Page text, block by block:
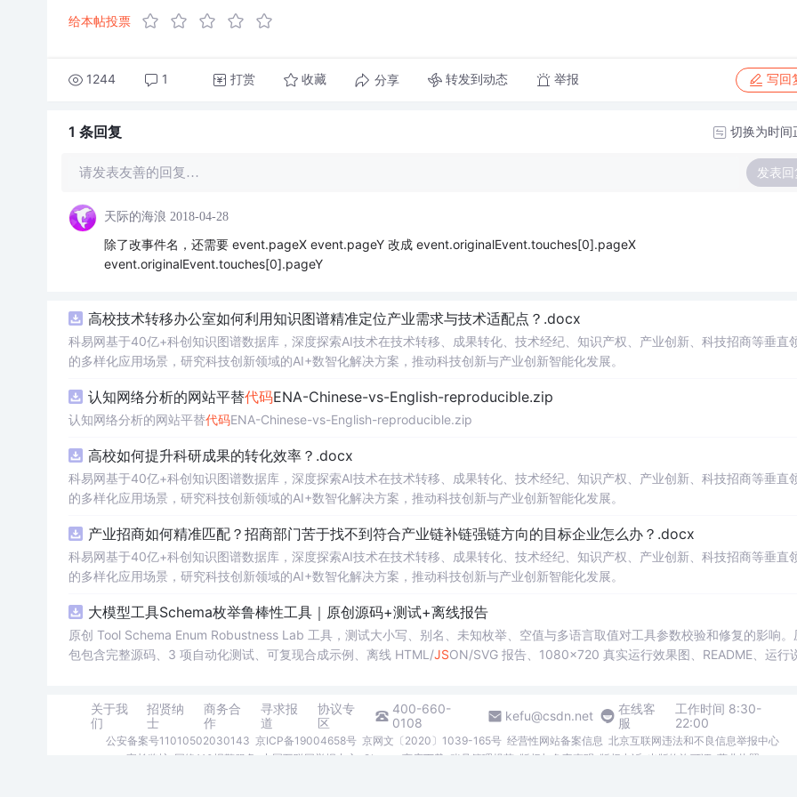
给本帖投票
1244 1 打赏 收藏 分享 转发到动态 举报 写回
1 条回复 切换为时间
请发表友善的回复… 发表回
天际的海浪 2018-04-28
除了改事件名，还需要 event.pageX event.pageY 改成 event.originalEvent.touches[0].pageX
event.originalEvent.touches[0].pageY
高校技术转移办公室如何利用知识图谱精准定位产业需求与技术适配点？.docx
科易网基于40亿+科创知识图谱数据库，深度探索AI技术在技术转移、成果转化、技术经纪、知识产权、产业创新、科技招商等垂直
的多样化应用场景，研究科技创新领域的AI+数智化解决方案，推动科技创新与产业创新智能化发展。
认知网络分析的网站平替代码ENA-Chinese-vs-English-reproducible.zip
认知网络分析的网站平替代码ENA-Chinese-vs-English-reproducible.zip
高校如何提升科研成果的转化效率？.docx
科易网基于40亿+科创知识图谱数据库，深度探索AI技术在技术转移、成果转化、技术经纪、知识产权、产业创新、科技招商等垂直
的多样化应用场景，研究科技创新领域的AI+数智化解决方案，推动科技创新与产业创新智能化发展。
产业招商如何精准匹配？招商部门苦于找不到符合产业链补链强链方向的目标企业怎么办？.docx
科易网基于40亿+科创知识图谱数据库，深度探索AI技术在技术转移、成果转化、技术经纪、知识产权、产业创新、科技招商等垂直
的多样化应用场景，研究科技创新领域的AI+数智化解决方案，推动科技创新与产业创新智能化发展。
大模型工具Schema枚举鲁棒性工具｜原创源码+测试+离线报告
原创 Tool Schema Enum Robustness Lab 工具，测试大小写、别名、未知枚举、空值与多语言取值对工具参数校验和修复的影响。
包包含完整源码、3 项自动化测试、可复现合成示例、离线 HTML/JSON/SVG 报告、1080×720 真实运行效果图、README、运行
关于我
们
招贤纳
士
商务合
作
寻求报
道
协议专
区
400-660-
0108
kefu@csdn.net
在线客
服
工作时间 8:30-
22:00
公安备案号11010502030143 京ICP备19004658号 京网文〔2020〕1039-165号 经营性网站备案信息 北京互联网违法和不良信息举报中心
家长监护
网络110报警服务 中国互联网举报中心 Chrome商店下载 账号管理规范 版权与免责声明 版权申诉 出版物许可证 营业执照